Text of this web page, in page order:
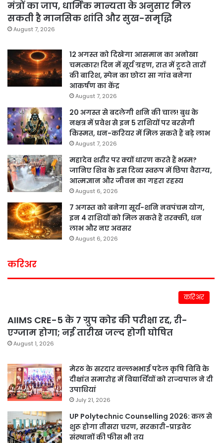
मंत्रों का जाप, धार्मिक मान्यता के अनुसार मिल
सकती है मानसिक शांति और सुख-समृद्धि
August 7, 2026
12 अगस्त को दिखेगा आसमान का अनोखा
चमत्कार! दिन में सूर्य ग्रहण, रात में टूटते तारों
की बारिश, स्पेन का छोटा सा गांव बनेगा
आकर्षण का केंद्र
August 7, 2026
20 अगस्त से बदलेगी शनि की चाल! बुध के
नक्षत्र में प्रवेश से इन 5 राशियों पर बरसेगी
किस्मत, धन-करियर में मिल सकते हैं बड़े लाभ
August 7, 2026
महादेव शरीर पर क्यों धारण करते हैं भस्म?
जानिए शिव के इस दिव्य स्वरूप में छिपा वैराग्य,
आत्मज्ञान और जीवन का गहरा रहस्य
August 6, 2026
7 अगस्त को बनेगा सूर्य-शनि नवपंचम योग,
इन 4 राशियों को मिल सकते हैं तरक्की, धन
लाभ और नए अवसर
August 6, 2026
करिअर
करिअर
AIIMS CRE-5 के 7 ग्रुप कोड की परीक्षा रद्द, री-
एग्जाम होगा; नई तारीख जल्द होगी घोषित
August 1, 2026
मेरठ के सरदार वल्लभभाई पटेल कृषि विवि के
दीक्षांत समारोह में विद्यार्थियों को राज्यपाल ने दी
उपाधियां
July 21, 2026
UP Polytechnic Counselling 2026: कल से
शुरू होगा तीसरा चरण, सरकारी-प्राइवेट
संस्थानों की फीस भी तय